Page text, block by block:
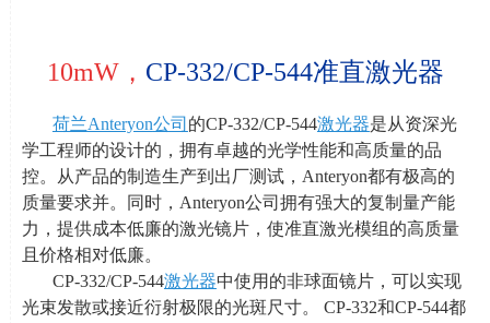
10mW， CP-332/CP-544准直激光器
荷兰Anteryon公司 的CP-332/CP-544激光器是从资深光
学工程师的设计的，拥有卓越的光学性能和高质量的品
控。从产品的制造生产到出厂测试， Anteryon都有极高的
质量要求并。同时， Anteryon公司拥有强大的复制量产能
力，提供成本低廉的激光镜片，使准直激光模组的高质量
且价格相对低廉。
CP-332/CP-544激光器中使用的非球面镜片，可以实现
光束发散或接近衍射极限的光斑尺寸。 CP-332和CP-544都